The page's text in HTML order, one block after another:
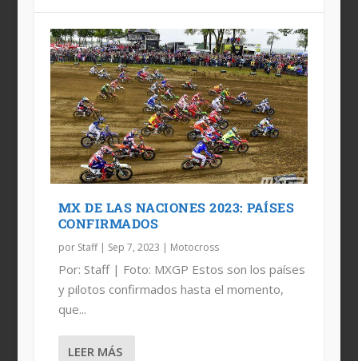
MX DE LAS NACIONES 2023: PAÍSES
CONFIRMADOS
por Staff| Sep 7, 2023 | Motocross
Por: Staff | Foto: MXGP Estos son los países
y pilotos confirmados hasta el momento,
que...
LEER MÁS